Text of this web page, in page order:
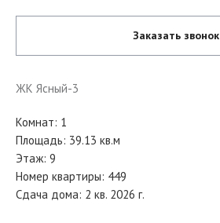
Заказать звонок
ЖК Ясный-3
Комнат: 1
Площадь: 39.13 кв.м
Этаж: 9
Номер квартиры: 449
Сдача дома: 2 кв. 2026 г.